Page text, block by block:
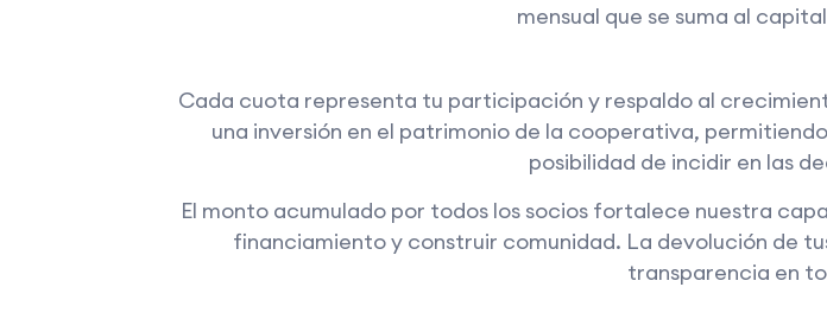
mensual que se suma al
Cada cuota representa tu participación y respaldo al
una inversión en el patrimonio de la cooperativa,
posibilidad de incidir en las
El monto acumulado por todos los socios fortalece nuestra
financiamiento y construir comunidad. La devolución de
transparencia en